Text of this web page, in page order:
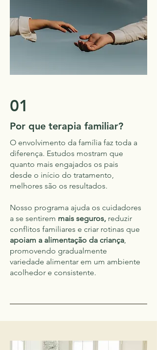
01
Por que terapia familiar?
O envolvimento da família faz toda a
diferença. Estudos mostram que
quanto mais engajados os pais
desde o início do tratamento,
melhores são os resultados.
Nosso programa ajuda os cuidadores
a se sentirem mais seguros, reduzir
conflitos familiares e criar rotinas que
apoiam a alimentação da criança,
promovendo gradualmente
variedade alimentar em um ambiente
acolhedor e consistente.